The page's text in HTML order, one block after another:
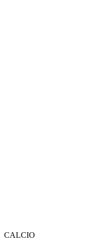
CALCIO